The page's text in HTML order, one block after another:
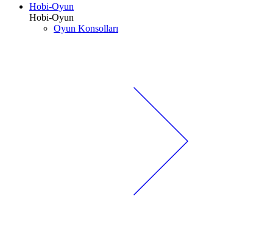
Hobi-Oyun
Hobi-Oyun
Oyun Konsolları